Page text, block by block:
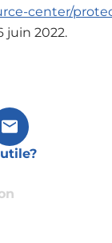
center/
juin 2022.
via Facebook
Partager via